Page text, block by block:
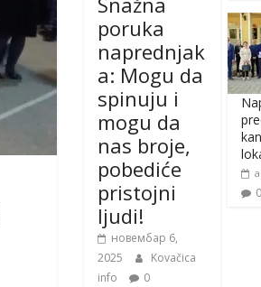
poruka
naprednjak
a: Mogu da
spinuju i
mogu da
nas broje,
pobediće
pristojni
ljudi!
новембар 6,
2025
Kovačica
info
0
0